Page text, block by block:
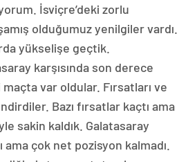
İsviçre’deki zorlu
olduğumuz yenilgiler vardı.
yükselişe geçtik.
karşısında son derece
var oldular. Fırsatları ve
Bazı fırsatlar kaçtı ama
sakin kaldık. Galatasaray
ama çok net pozisyon kalmadı.